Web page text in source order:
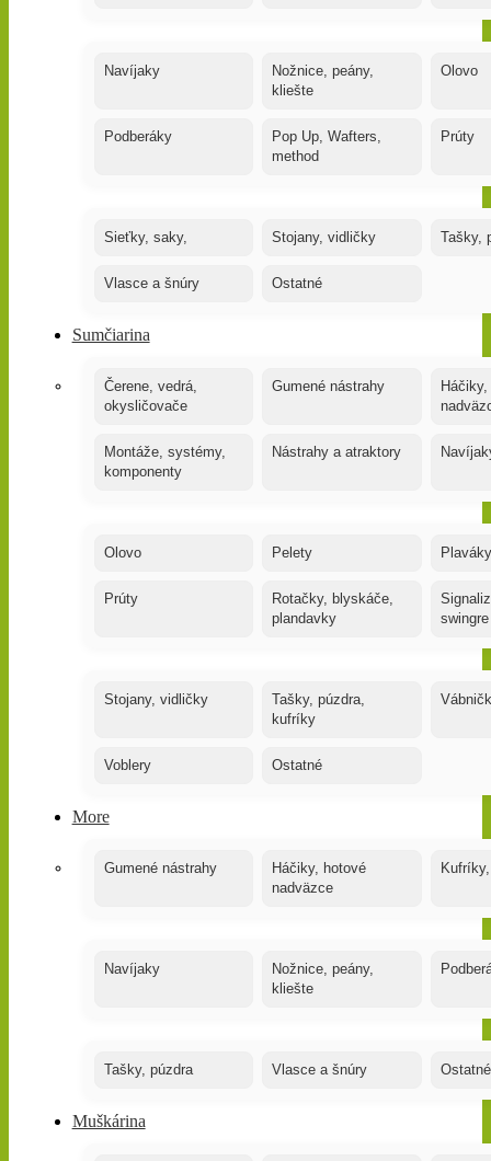
Navíjaky
Nožnice, peány,
kliešte
Olovo
Podberáky
Pop Up, Wafters,
method
Prúty
Sieťky, saky, Stojany, vidličky Tašky,
Vlasce a šnúry Ostatné
Sumčiarina
Čerene, vedrá,
okysličovače
Gumené nástrahy
Montáže, systémy,
komponenty
Nástrahy a atraktory
Olovo Pelety
Prúty
Rotačky, blyskáče,
plandavky
swingre
Stojany, vidličky
Tašky, púzdra,
kufríky
Voblery Ostatné
More
Gumené nástrahy
Háčiky, hotové
nadväzce
Navíjaky
Nožnice, peány,
kliešte
Tašky, púzdra Vlasce a šnúry Ostatné
Muškárina